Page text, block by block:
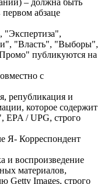
абзаце
"Власть", "Выборы",
публикуются на
с
републикация и
которое содержит
EPA / UPG, строго
Я- Корреспондент
и воспроизведение
материалов,
Getty Images, строго